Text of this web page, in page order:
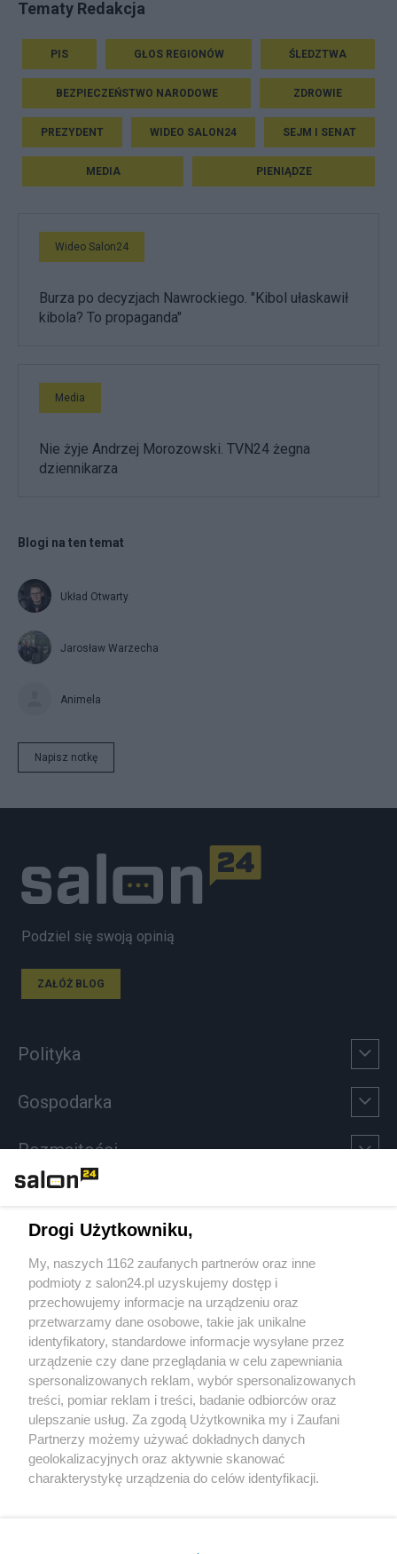
Tematy Redakcja
PIS GŁOS REGIONÓW ŚLEDZTWA
BEZPIECZEŃSTWO NARODOWE ZDROWIE
PREZYDENT WIDEO SALON24 SEJM I SENAT
MEDIA PIENIĄDZE
Wideo Salon24
Burza po decyzjach Nawrockiego. "Kibol ułaskawił
kibola? To propaganda"
Media
Nie żyje Andrzej Morozowski. TVN24 żegna
dziennikarza
Blogi na ten temat
Układ Otwarty
Jarosław Warzecha
Animela
Napisz notkę
Podziel się swoją opinią
ZAŁÓŻ BLOG
Polityka
Gospodarka
Rozmaitości
Sport
Społeczeństwo
Kultura
X Facebook Instagram Youtube
Drogi Użytkowniku,
My, naszych 1162 zaufanych partnerów oraz inne
podmioty z salon24.pl uzyskujemy dostęp i
przechowujemy informacje na urządzeniu oraz
przetwarzamy dane osobowe, takie jak unikalne
identyfikatory, standardowe informacje wysyłane przez
urządzenie czy dane przeglądania w celu zapewniania
spersonalizowanych reklam, wybór spersonalizowanych
treści, pomiar reklam i treści, badanie odbiorców oraz
ulepszanie usług. Za zgodą Użytkownika my i Zaufani
Partnerzy możemy używać dokładnych danych
geolokalizacyjnych oraz aktywnie skanować
charakterystykę urządzenia do celów identyfikacji.